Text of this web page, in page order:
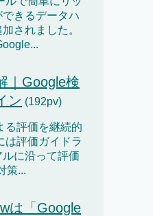
きるデータハ
されました。
｜Google検
ン (192pv)
る評価を継続的
は評価ガイドラ
に沿って評価
策...
は「Google